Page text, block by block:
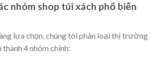
nhóm shop túi xách phổ biến
lựa chọn, chúng tôi phân loại thị trường
thành 4 nhóm chính: